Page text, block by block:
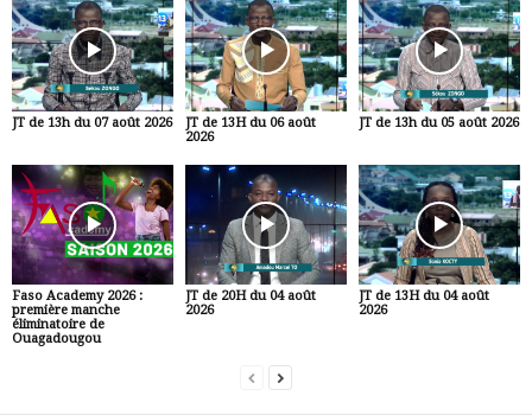
JT de 13h du 07 août 2026
JT de 13H du 06 août
2026
JT de 13h du 05 août 2026
Faso Academy 2026 :
première manche
éliminatoire de
Ouagadougou
JT de 20H du 04 août
2026
JT de 13H du 04 août
2026